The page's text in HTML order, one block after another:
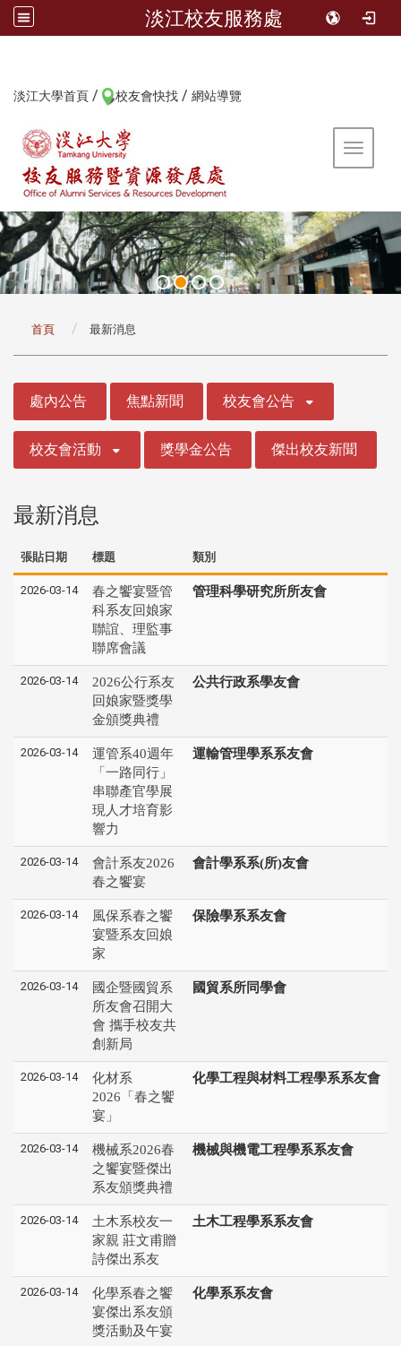
淡江校友服務處
淡江大學首頁 / 校友會快找 / 網站導覽
Toggle
首頁 最新消息
處內公告 焦點新聞 校友會公告
校友會活動 獎學金公告 傑出校友新聞
最新消息
張貼日期 標題 類別
2026-03-14
春之饗宴暨管
科系友回娘家
聯誼、理監事
聯席會議
管理科學研究所所友會
2026-03-14
2026公行系友
回娘家暨獎學
金頒獎典禮
公共行政系學友會
2026-03-14
運管系40週年
「一路同行」
串聯產官學展
現人才培育影
響力
運輸管理學系系友會
2026-03-14
會計系友2026
春之饗宴
會計學系系(所)友會
2026-03-14
風保系春之饗
宴暨系友回娘
家
保險學系系友會
2026-03-14
國企暨國貿系
所友會召開大
會 攜手校友共
創新局
國貿系所同學會
2026-03-14
化材系
2026「春之饗
宴」
化學工程與材料工程學系系友會
2026-03-14
機械系2026春
之饗宴暨傑出
系友頒獎典禮
機械與機電工程學系系友會
2026-03-14
土木系校友一
家親 莊文甫贈
詩傑出系友
土木工程學系系友會
2026-03-14
化學系春之饗
宴傑出系友頒
獎活動及午宴
化學系系友會